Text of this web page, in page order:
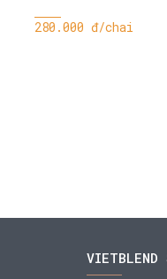
280.000 đ/chai
VIETBLEND